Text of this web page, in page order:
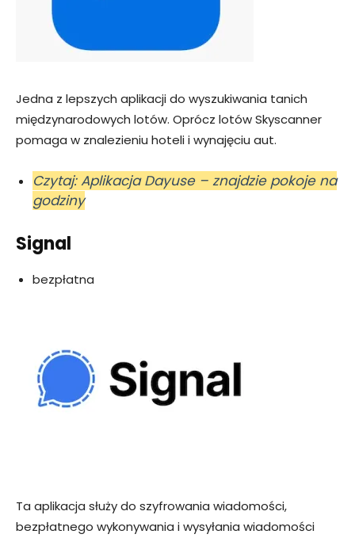
Jedna z lepszych aplikacji do wyszukiwania tanich
międzynarodowych lotów. Oprócz lotów Skyscanner
pomaga w znalezieniu hoteli i wynajęciu aut.
Czytaj: Aplikacja Dayuse – znajdzie pokoje na
godziny
Signal
bezpłatna
Ta aplikacja służy do szyfrowania wiadomości,
bezpłatnego wykonywania i wysyłania wiadomości